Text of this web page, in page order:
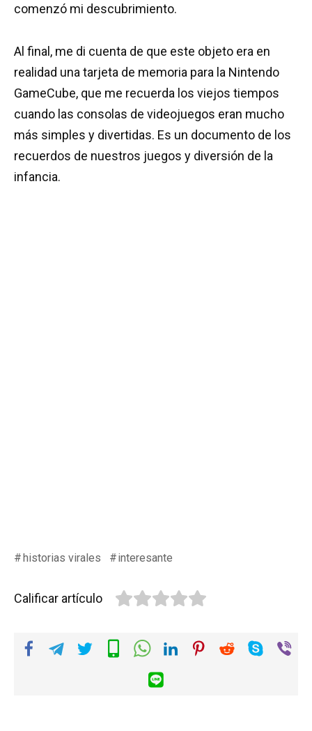
comenzó mi descubrimiento.
Al final, me di cuenta de que este objeto era en
realidad una tarjeta de memoria para la Nintendo
GameCube, que me recuerda los viejos tiempos
cuando las consolas de videojuegos eran mucho
más simples y divertidas. Es un documento de los
recuerdos de nuestros juegos y diversión de la
infancia.
historias virales interesante
Calificar artículo